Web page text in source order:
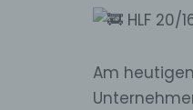
HLF 20/
Am